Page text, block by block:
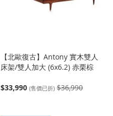
【北歐復古】Antony 實木雙人
床架/雙人加大 (6x6.2) 赤栗棕
$33,990 (售價已折) $36,990